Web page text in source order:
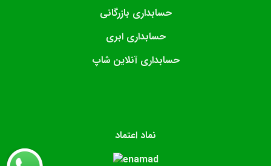
حسابداری بازرگانی
حسابداری ابری
حسابداری آنلاین شاپ
نماد اعتماد